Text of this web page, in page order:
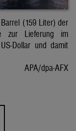
(159 Liter) der
zur Lieferung im
Dollar und damit
APA/dpa-AFX